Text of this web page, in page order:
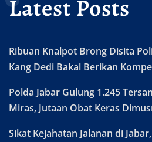
Latest Posts
Ribuan Knalpot Brong Disita
Kang Dedi Bakal Berikan
Polda Jabar Gulung 1.245
Miras, Jutaan Obat Keras
Sikat Kejahatan Jalanan di